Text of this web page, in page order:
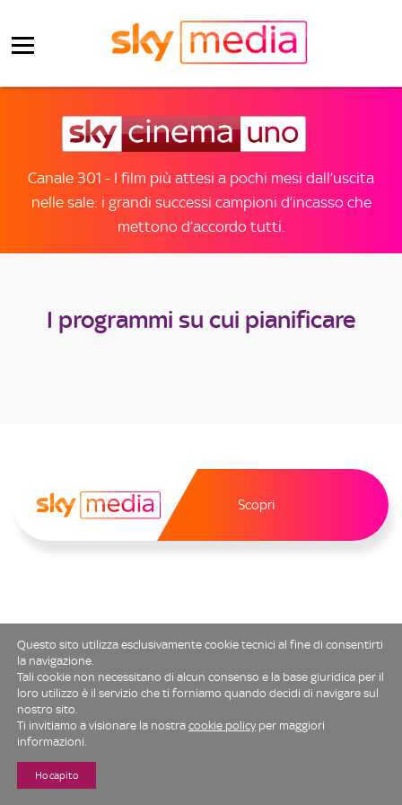
Canale 301 - I film più attesi a pochi mesi dall’uscita
nelle sale: i grandi successi campioni d’incasso che
mettono d’accordo tutti.
I programmi su cui pianificare
Scopri
Questo sito utilizza esclusivamente cookie tecnici al fine di consentirti
la navigazione.
Tali cookie non necessitano di alcun consenso e la base giuridica per il
loro utilizzo è il servizio che ti forniamo quando decidi di navigare sul
nostro sito.
Ti invitiamo a visionare la nostra cookie policy per maggiori
informazioni.
Ho capito